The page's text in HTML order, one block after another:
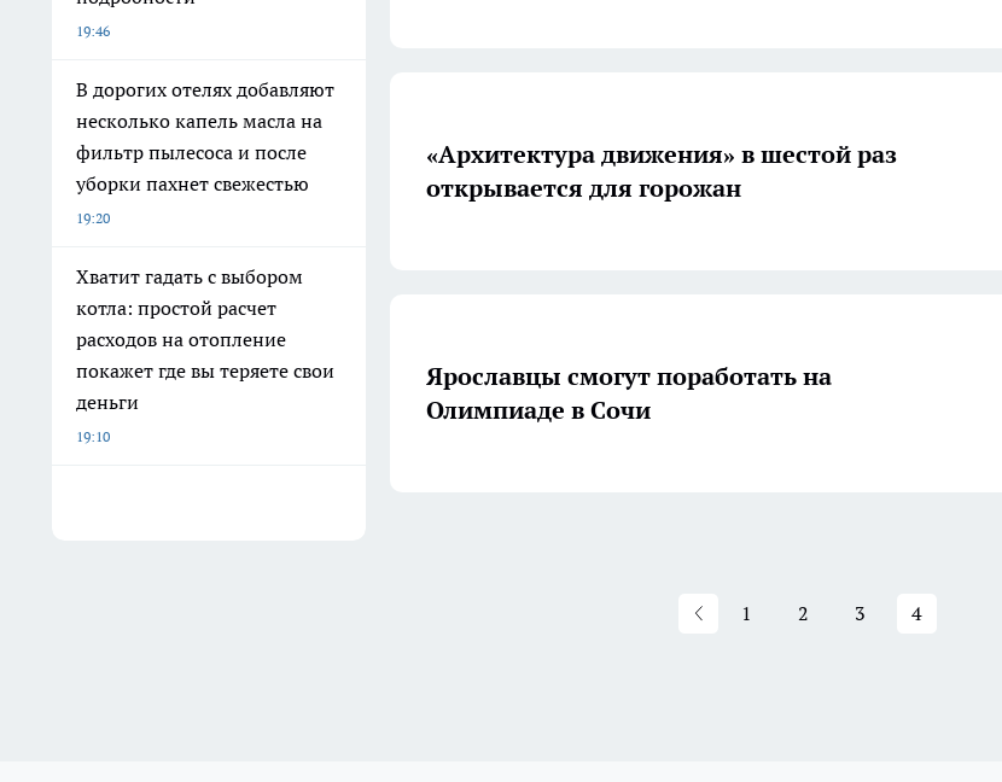
19:46
В дорогих отелях добавляют
несколько капель масла на
фильтр пылесоса и после
уборки пахнет свежестью
19:20
Хватит гадать с выбором
котла: простой расчет
расходов на отопление
покажет где вы теряете свои
деньги
19:10
«Архитектура движения» в шестой раз
открывается для горожан
Ярославцы смогут поработать на
Олимпиаде в Сочи
1 2 3 4